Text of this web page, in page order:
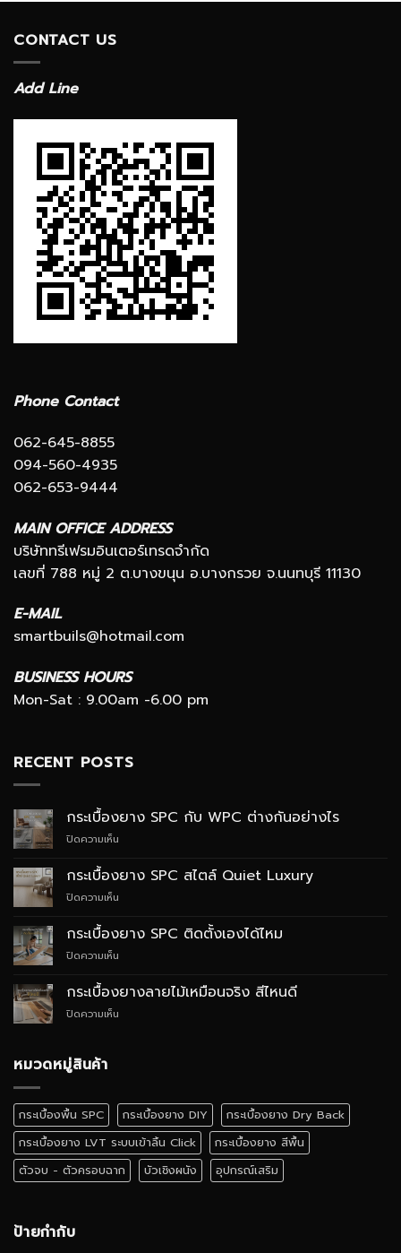
CONTACT US
Add Line
Phone Contact
062-645-8855
094-560-4935
062-653-9444
MAIN OFFICE ADDRESS
บริษัททรีเฟรมอินเตอร์เทรดจำกัด
เลขที่ 788 หมู่ 2 ต.บางขนุน อ.บางกรวย จ.นนทบุรี 11130
E-MAIL
smartbuils@hotmail.com
BUSINESS HOURS
Mon-Sat : 9.00am -6.00 pm
RECENT POSTS
กระเบื้องยาง SPC กับ WPC ต่างกันอย่างไร
ปิดความเห็น
ยาง
SPC
ต่าง
กระเบื้องยาง SPC สไตล์ Quiet Luxury
ปิดความเห็น
ยาง
SPC
Luxury
กระเบื้องยาง SPC ติดตั้งเองได้ไหม
ปิดความเห็น
ยาง
SPC
กระเบื้องยางลายไม้เหมือนจริง สีไหนดี
ปิดความเห็น
สี
ไหน
ดี
หมวดหมู่สินค้า
กระเบื้องพื้น SPC กระเบื้องยาง DIY
กระเบื้องยาง Dry Back
กระเบื้องยาง LVT ระบบเข้าลิ้น Click
กระเบื้องยาง สีพื้น
ตัวจบ - ตัวครอบฉาก
บัวเชิงผนัง อุปกรณ์เสริม
ป้ายกำกับ